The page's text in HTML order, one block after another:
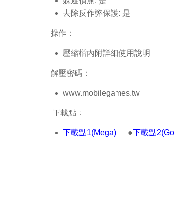
去除反作弊保護: 是
操作：
壓縮檔內附詳細使用說明
解壓密碼：
www.mobilegames.tw
下載點：
下載點1(Mega) ●下載點